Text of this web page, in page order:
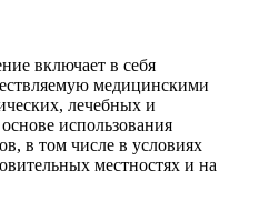
включает в себя
медицинскими
лечебных и
использования
в том числе в условиях
местностях и на